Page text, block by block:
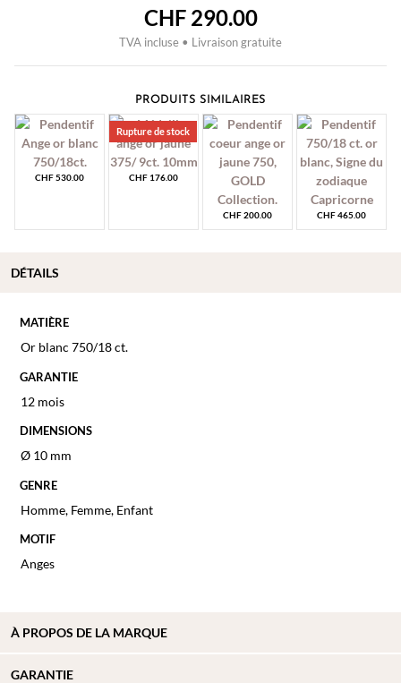
CHF290.00
TVA incluse • Livraison gratuite
PRODUITS SIMILAIRES
CHF530.00
Rupture de stock
CHF 176.00
CHF200.00 CHF465.00
MATIÈRE
Or blanc 750/18 ct.
GARANTIE
12 mois
DIMENSIONS
Ø 10 mm
GENRE
Homme, Femme, Enfant
MOTIF
Anges
DÉTAILS
À PROPOS DE LA MARQUE
GARANTIE